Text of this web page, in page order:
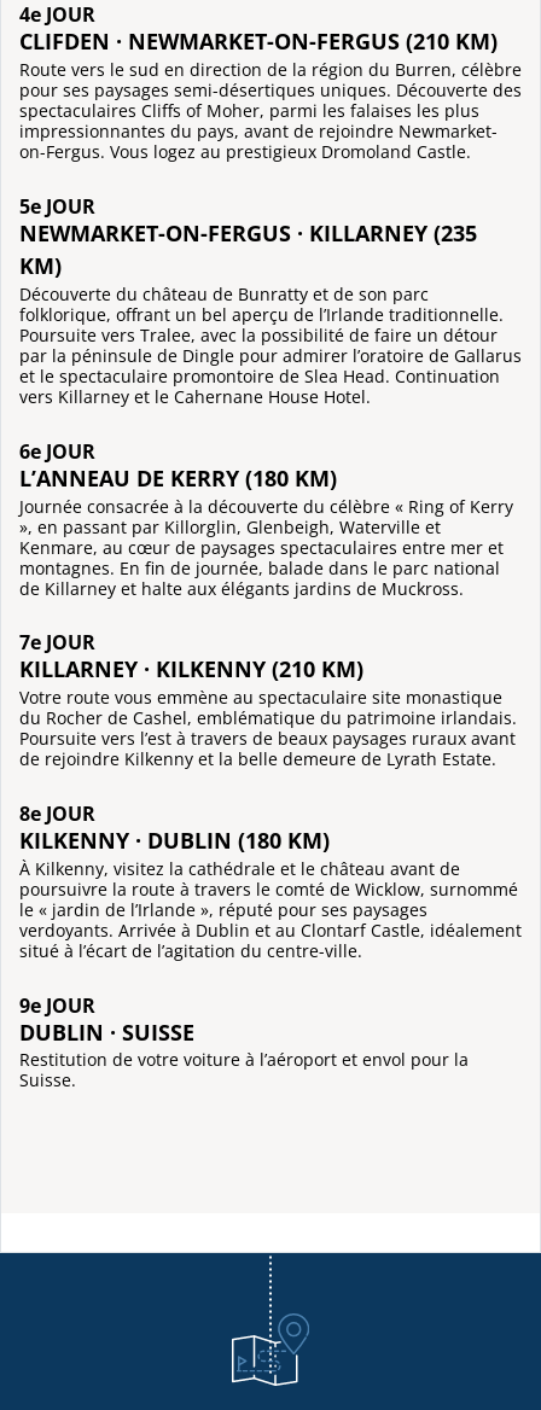
4e JOUR
CLIFDEN · NEWMARKET-ON-FERGUS (210 KM)
Route vers le sud en direction de la région du Burren, célèbre
pour ses paysages semi-désertiques uniques. Découverte des
spectaculaires Cliffs of Moher, parmi les falaises les plus
impressionnantes du pays, avant de rejoindre Newmarket-
on-Fergus. Vous logez au prestigieux Dromoland Castle.
5e JOUR
NEWMARKET-ON-FERGUS · KILLARNEY (235
KM)
Découverte du château de Bunratty et de son parc
folklorique, offrant un bel aperçu de l’Irlande traditionnelle.
Poursuite vers Tralee, avec la possibilité de faire un détour
par la péninsule de Dingle pour admirer l’oratoire de Gallarus
et le spectaculaire promontoire de Slea Head. Continuation
vers Killarney et le Cahernane House Hotel.
6e JOUR
L’ANNEAU DE KERRY (180 KM)
Journée consacrée à la découverte du célèbre « Ring of Kerry
», en passant par Killorglin, Glenbeigh, Waterville et
Kenmare, au cœur de paysages spectaculaires entre mer et
montagnes. En fin de journée, balade dans le parc national
de Killarney et halte aux élégants jardins de Muckross.
7e JOUR
KILLARNEY · KILKENNY (210 KM)
Votre route vous emmène au spectaculaire site monastique
du Rocher de Cashel, emblématique du patrimoine irlandais.
Poursuite vers l’est à travers de beaux paysages ruraux avant
de rejoindre Kilkenny et la belle demeure de Lyrath Estate.
8e JOUR
KILKENNY · DUBLIN (180 KM)
À Kilkenny, visitez la cathédrale et le château avant de
poursuivre la route à travers le comté de Wicklow, surnommé
le « jardin de l’Irlande », réputé pour ses paysages
verdoyants. Arrivée à Dublin et au Clontarf Castle, idéalement
situé à l’écart de l’agitation du centre-ville.
9e JOUR
DUBLIN · SUISSE
Restitution de votre voiture à l’aéroport et envol pour la
Suisse.